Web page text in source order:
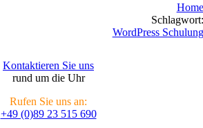
Home
Schlagwort:
WordPress Schulung
Kontaktieren Sie uns
rund um die Uhr
Rufen Sie uns an:
+49 (0)89 23 515 690